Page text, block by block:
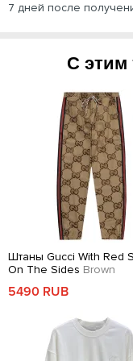
7 дней после
С этим
Штаны Gucci With Red
On The Sides Brown
5490 RUB